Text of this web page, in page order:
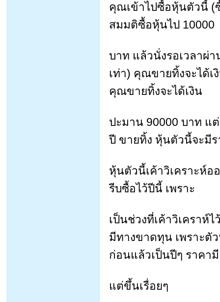
คุณเข้าไปซื้อหุ้นตัวนี้ (
สมมติซื้อหุ้นไป 10000
บาท แล้วนั่งรอเวลาผ่
เท่า) คุณขายทิ้งจะได้เ
คุณขายทิ้งจะได้เงิน
ปะมาน 90000 บาท แ
ปี ขายทิ้ง หุ้นตัวนี้จะมีร
หุ้นตัวนี้เค้าวิเคราะห์
รีบซื้อไว้ปีนี้ เพราะ
เป็นช่วงที่เค้าวิเคราห์
มีทางขาดทุน เพราะตั
ก่อนแล้วเป็นปีๆ ราคามี
แต่ขึ้นเรื่อยๆ